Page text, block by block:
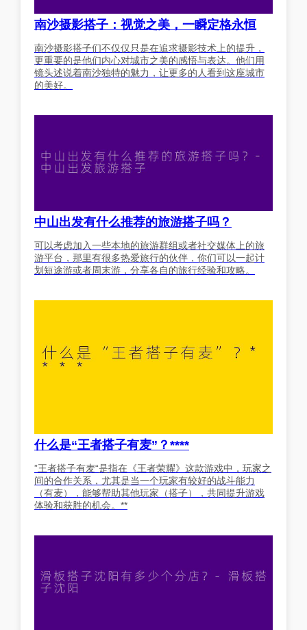
南沙摄影搭子：视觉之美，一瞬定格永恒
南沙摄影搭子们不仅仅只是在追求摄影技术上的提升，
更重要的是他们内心对城市之美的感悟与表达。他们用
镜头述说着南沙独特的魅力，让更多的人看到这座城市
的美好。
中山出发有什么推荐的旅游搭子吗？
可以考虑加入一些本地的旅游群组或者社交媒体上的旅
游平台，那里有很多热爱旅行的伙伴，你们可以一起计
划短途游或者周末游，分享各自的旅行经验和攻略。
什么是“王者搭子有麦”？****
”王者搭子有麦“是指在《王者荣耀》这款游戏中，玩家之
间的合作关系，尤其是当一个玩家有较好的战斗能力
（有麦），能够帮助其他玩家（搭子），共同提升游戏
体验和获胜的机会。**